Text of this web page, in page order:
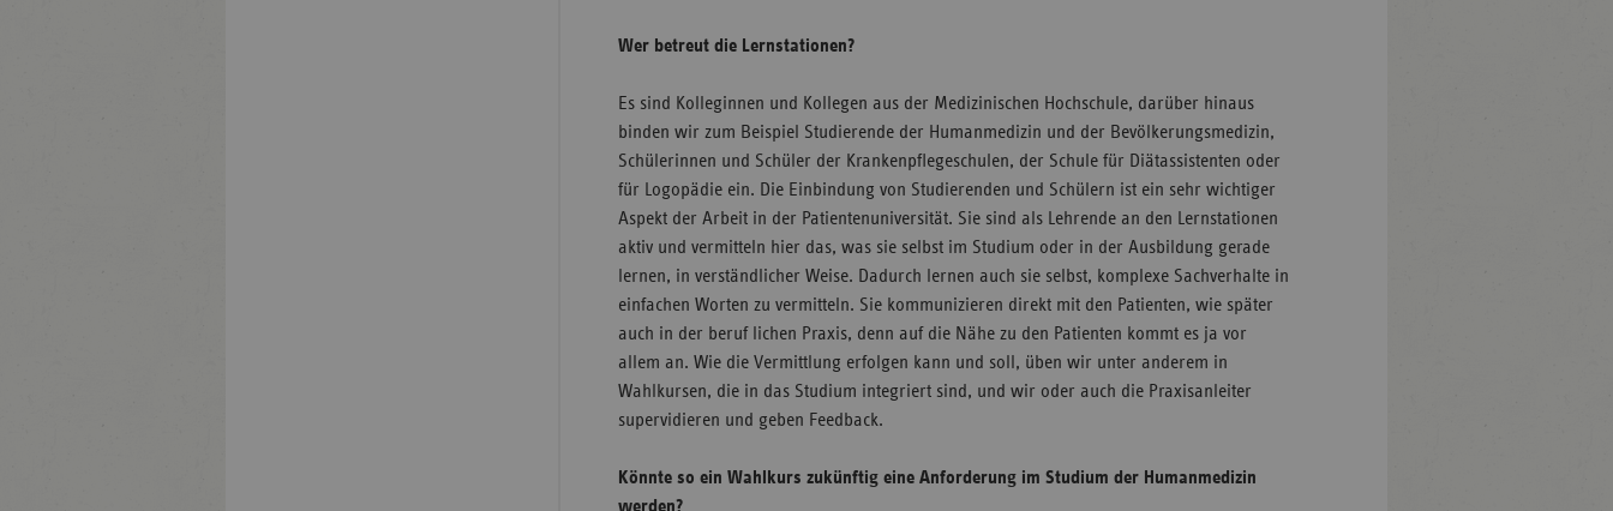
Wer betreut die Lernstationen?
Es sind Kolleginnen und Kollegen aus der Medizinischen Hochschule, darüber hinaus
binden wir zum Beispiel Studierende der Humanmedizin und der Bevölkerungsmedizin,
Schülerinnen und Schüler der Krankenpflegeschulen, der Schule für Diätassistenten oder
für Logopädie ein. Die Einbindung von Studierenden und Schülern ist ein sehr wichtiger
Aspekt der Arbeit in der Patientenuniversität. Sie sind als Lehrende an den Lernstationen
aktiv und vermitteln hier das, was sie selbst im Studium oder in der Ausbildung gerade
lernen, in verständlicher Weise. Dadurch lernen auch sie selbst, komplexe Sachverhalte in
einfachen Worten zu vermitteln. Sie kommunizieren direkt mit den Patienten, wie später
auch in der beruf lichen Praxis, denn auf die Nähe zu den Patienten kommt es ja vor
allem an. Wie die Vermittlung erfolgen kann und soll, üben wir unter anderem in
Wahlkursen, die in das Studium integriert sind, und wir oder auch die Praxisanleiter
supervidieren und geben Feedback.
Könnte so ein Wahlkurs zukünftig eine Anforderung im Studium der Humanmedizin
werden?